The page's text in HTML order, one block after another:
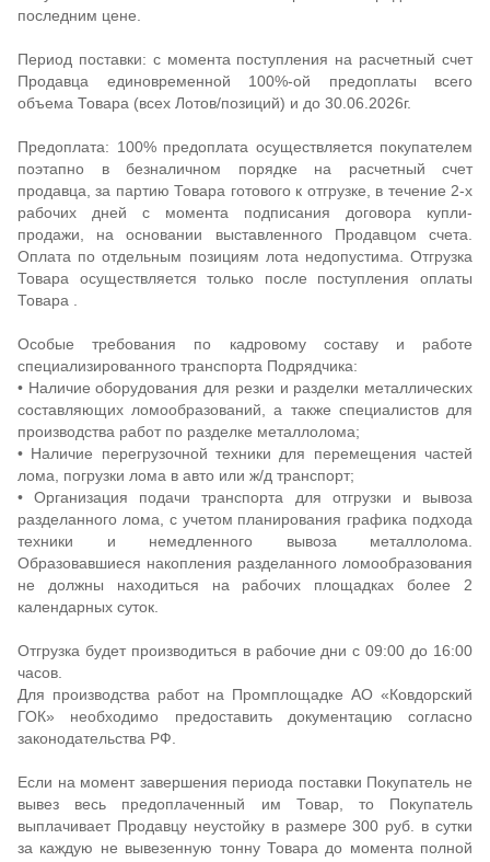
последним цене.
Период поставки: с момента поступления на расчетный счет
Продавца единовременной 100%-ой предоплаты всего
объема Товара (всех Лотов/позиций) и до 30.06.2026г.
Предоплата: 100% предоплата осуществляется покупателем
поэтапно в безналичном порядке на расчетный счет
продавца, за партию Товара готового к отгрузке, в течение 2-х
рабочих дней с момента подписания договора купли-
продажи, на основании выставленного Продавцом счета.
Оплата по отдельным позициям лота недопустима. Отгрузка
Товара осуществляется только после поступления оплаты
Товара .
Особые требования по кадровому составу и работе
специализированного транспорта Подрядчика:
• Наличие оборудования для резки и разделки металлических
составляющих ломообразований, а также специалистов для
производства работ по разделке металлолома;
• Наличие перегрузочной техники для перемещения частей
лома, погрузки лома в авто или ж/д транспорт;
• Организация подачи транспорта для отгрузки и вывоза
разделанного лома, с учетом планирования графика подхода
техники и немедленного вывоза металлолома.
Образовавшиеся накопления разделанного ломообразования
не должны находиться на рабочих площадках более 2
календарных суток.
Отгрузка будет производиться в рабочие дни с 09:00 до 16:00
часов.
Для производства работ на Промплощадке АО «Ковдорский
ГОК» необходимо предоставить документацию согласно
законодательства РФ.
Если на момент завершения периода поставки Покупатель не
вывез весь предоплаченный им Товар, то Покупатель
выплачивает Продавцу неустойку в размере 300 руб. в сутки
за каждую не вывезенную тонну Товара до момента полной